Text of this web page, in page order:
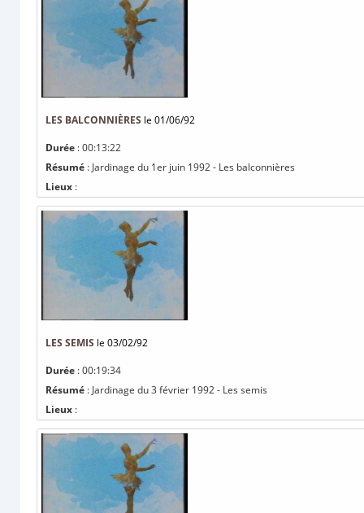
LES BALCONNIÈRES le 01/06/92
Durée : 00:13:22
Résumé : Jardinage du 1er juin 1992 - Les balconnières
Lieux :
LES SEMIS le 03/02/92
Durée : 00:19:34
Résumé : Jardinage du 3 février 1992 - Les semis
Lieux :